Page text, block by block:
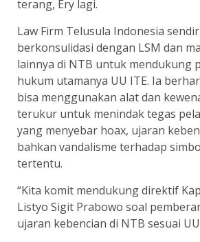
terang, Ery lagi.
Law Firm Telusula Indonesia
berkonsulidasi dengan LSM dan
lainnya di NTB untuk mendukung
hukum utamanya UU ITE. Ia
bisa menggunakan alat dan
terukur untuk menindak tegas
yang menyebar hoax, ujaran
bahkan vandalisme terhadap
tertentu.
“Kita komit mendukung direktif
Listyo Sigit Prabowo soal
ujaran kebencian di NTB sesuai